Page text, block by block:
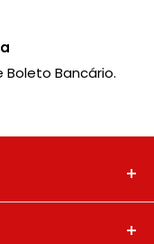
Bancário.
ainda
lojas físicas